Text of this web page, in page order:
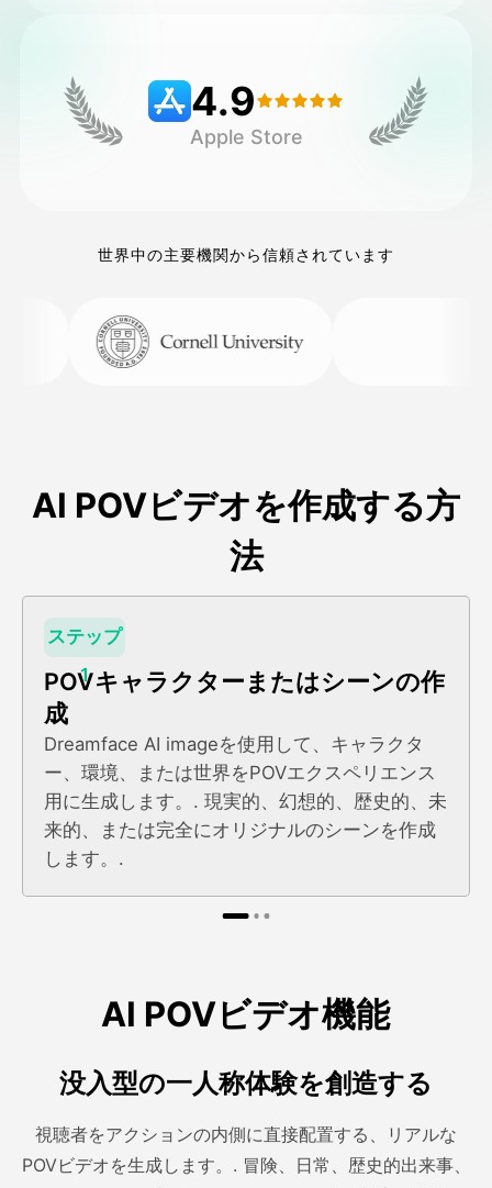
4.9
Apple Store
世界中の主要機関から信頼されています
AI POVビデオを作成する方
法
ステップ
1
POVキャラクターまたはシーンの作
成
Dreamface AI imageを使用して、キャラクタ
ー、環境、または世界をPOVエクスペリエンス
用に生成します。. 現実的、幻想的、歴史的、未
来的、または完全にオリジナルのシーンを作成
します。.
AI POVビデオ機能
没入型の一人称体験を創造する
視聴者をアクションの内側に直接配置する、リアルな
POVビデオを生成します。. 冒険、日常、歴史的出来事、